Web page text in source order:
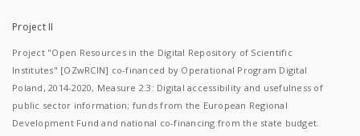
Project II
Project "Open Resources in the Digital Repository of Scientific
Institutes" [OZwRCIN] co-financed by Operational Program Digital
Poland, 2014-2020, Measure 2.3: Digital accessibility and usefulness of
public sector information; funds from the European Regional
Development Fund and national co-financing from the state budget.